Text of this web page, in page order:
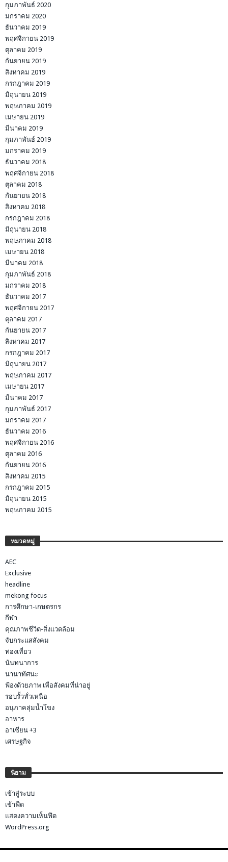
กุมภาพันธ์ 2020
มกราคม 2020
ธันวาคม 2019
พฤศจิกายน 2019
ตุลาคม 2019
กันยายน 2019
สิงหาคม 2019
กรกฎาคม 2019
มิถุนายน 2019
พฤษภาคม 2019
เมษายน 2019
มีนาคม 2019
กุมภาพันธ์ 2019
มกราคม 2019
ธันวาคม 2018
พฤศจิกายน 2018
ตุลาคม 2018
กันยายน 2018
สิงหาคม 2018
กรกฎาคม 2018
มิถุนายน 2018
พฤษภาคม 2018
เมษายน 2018
มีนาคม 2018
กุมภาพันธ์ 2018
มกราคม 2018
ธันวาคม 2017
พฤศจิกายน 2017
ตุลาคม 2017
กันยายน 2017
สิงหาคม 2017
กรกฎาคม 2017
มิถุนายน 2017
พฤษภาคม 2017
เมษายน 2017
มีนาคม 2017
กุมภาพันธ์ 2017
มกราคม 2017
ธันวาคม 2016
พฤศจิกายน 2016
ตุลาคม 2016
กันยายน 2016
สิงหาคม 2015
กรกฎาคม 2015
มิถุนายน 2015
พฤษภาคม 2015
หมวดหมู่
AEC
Exclusive
headline
mekong focus
การศึกษา-เกษตรกร
กีฬา
คุณภาพชีวิต-สิ่งแวดล้อม
จับกระแสสังคม
ท่องเที่ยว
นันทนาการ
นานาทัศนะ
ฟ้องด้วยภาพ เพื่อสังคมที่น่าอยู่
รอบรั้วทั่วเหนือ
อนุภาคลุ่มน้ำโขง
อาหาร
อาเซียน +3
เศรษฐกิจ
นิยาม
เข้าสู่ระบบ
เข้าฟีด
แสดงความเห็นฟีด
WordPress.org